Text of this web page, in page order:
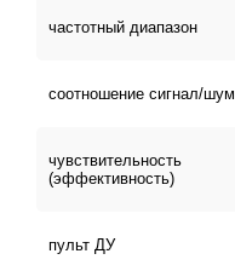
частотный диапазон
соотношение сигнал/шум
чувствительность
(эффективность)
пульт ДУ